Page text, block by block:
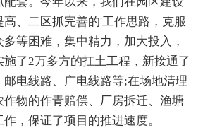
高、二区抓完善的'工作思路，克服
等困难，集中精力，加大投入，
了2万多方的扛土工程，新接通了
邮电线路、广电线路等;在场地清理
作物的作青赔偿、厂房拆迁、渔塘
，保证了项目的推进速度。